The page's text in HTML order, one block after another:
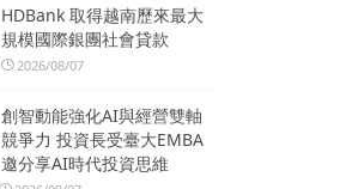
HDBank 取得越南歷來最大
規模國際銀團社會貸款
2026/08/07
創智動能強化AI與經營雙軸
競爭力 投資長受臺大EMBA
邀分享AI時代投資思維